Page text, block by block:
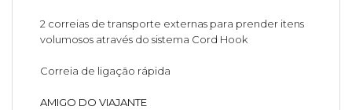
2 correias de transporte externas para prender itens
volumosos através do sistema Cord Hook
Correia de ligação rápida
AMIGO DO VIAJANTE